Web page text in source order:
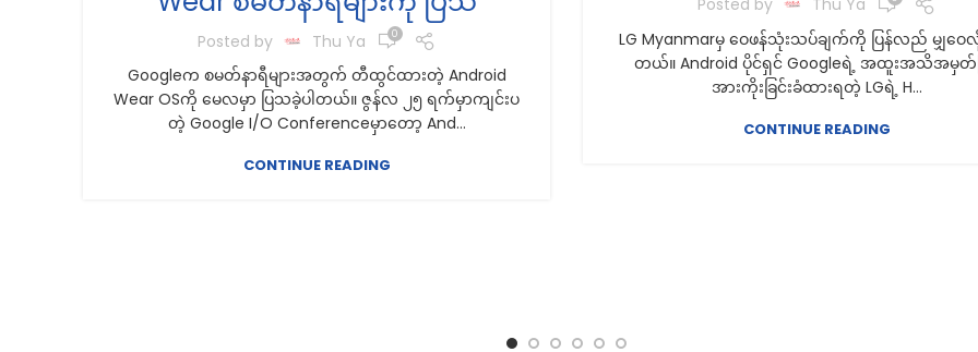
Posted by Thu Ya 0
Googleက စမတ်နာရီများအတွက် တီထွင်ထားတဲ့ Android
Wear OSကို မေလမှာ ပြသခဲ့ပါတယ်။ ဇွန်လ ၂၅ ရက်မှာကျင်းပ
တဲ့ Google I/O Conferenceမှာတော့ And...
CONTINUE READING
Posted by Thu Ya
LG Myanmarမှ ဝေဖန်သုံးသပ်ချက်ကို ပြန်လည် မျှဝေ
တယ်။ Android ပိုင်ရှင် Googleရဲ့ အထူးအသိအမှတ်
အားကိုးခြင်းခံထားရတဲ့ LGရဲ့ H...
CONTINUE READING